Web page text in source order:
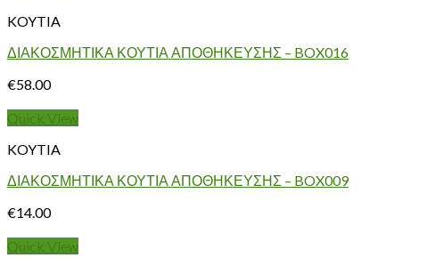
KOYTIA
ΔΙΑΚΟΣΜΗΤΙΚΑ ΚΟΥΤΙΑ ΑΠΟΘΗΚΕΥΣΗΣ – BOX016
€58.00
Quick View
KOYTIA
ΔΙΑΚΟΣΜΗΤΙΚΑ ΚΟΥΤΙΑ ΑΠΟΘΗΚΕΥΣΗΣ – BOX009
€14.00
Quick View